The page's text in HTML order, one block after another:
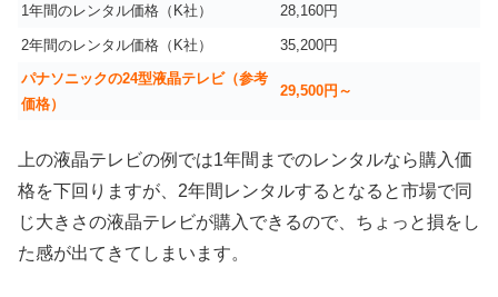
1年間のレンタル価格（K社） 28,160円
2年間のレンタル価格（K社）
35,200円
パナソニックの24型液晶テレビ（参考
価格）
29,500円～
上の液晶テレビの例では1年間までのレンタルなら購入価
格を下回りますが、2年間レンタルするとなると市場で同
じ大きさの液晶テレビが購入できるので、ちょっと損をし
た感が出てきてしまいます。